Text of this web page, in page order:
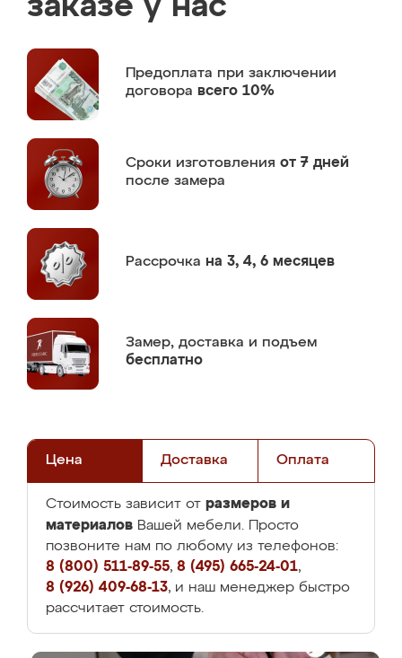
заказе у нас
Предоплата при заключении
договора всего 10%
Сроки изготовления от 7 дней
после замера
Рассрочка на 3, 4, 6 месяцев
Замер, доставка и подъем
бесплатно
Цена Доставка Оплата
Стоимость зависит от размеров и
материалов Вашей мебели. Просто
позвоните нам по любому из телефонов:
8 (800) 511-89-55, 8 (495) 665-24-01,
8 (926) 409-68-13, и наш менеджер быстро
рассчитает стоимость.